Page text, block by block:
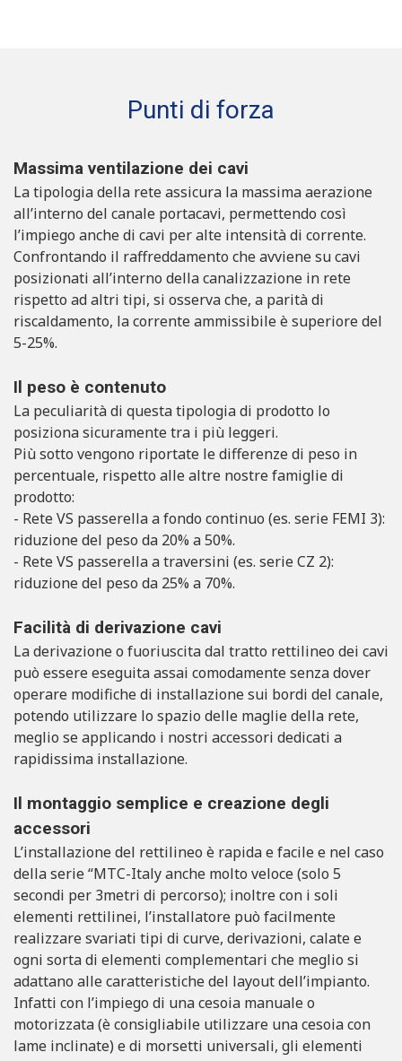
Punti di forza
Massima ventilazione dei cavi
La tipologia della rete assicura la massima aerazione
all’interno del canale portacavi, permettendo così
l’impiego anche di cavi per alte intensità di corrente.
Confrontando il raffreddamento che avviene su cavi
posizionati all’interno della canalizzazione in rete
rispetto ad altri tipi, si osserva che, a parità di
riscaldamento, la corrente ammissibile è superiore del
5-25%.
Il peso è contenuto
La peculiarità di questa tipologia di prodotto lo
posiziona sicuramente tra i più leggeri.
Più sotto vengono riportate le differenze di peso in
percentuale, rispetto alle altre nostre famiglie di
prodotto:
- Rete VS passerella a fondo continuo (es. serie FEMI 3):
riduzione del peso da 20% a 50%.
- Rete VS passerella a traversini (es. serie CZ 2):
riduzione del peso da 25% a 70%.
Facilità di derivazione cavi
La derivazione o fuoriuscita dal tratto rettilineo dei cavi
può essere eseguita assai comodamente senza dover
operare modifiche di installazione sui bordi del canale,
potendo utilizzare lo spazio delle maglie della rete,
meglio se applicando i nostri accessori dedicati a
rapidissima installazione.
Il montaggio semplice e creazione degli
accessori
L’installazione del rettilineo è rapida e facile e nel caso
della serie “MTC-Italy anche molto veloce (solo 5
secondi per 3metri di percorso); inoltre con i soli
elementi rettilinei, l’installatore può facilmente
realizzare svariati tipi di curve, derivazioni, calate e
ogni sorta di elementi complementari che meglio si
adattano alle caratteristiche del layout dell’impianto.
Infatti con l’impiego di una cesoia manuale o
motorizzata (è consigliabile utilizzare una cesoia con
lame inclinate) e di morsetti universali, gli elementi